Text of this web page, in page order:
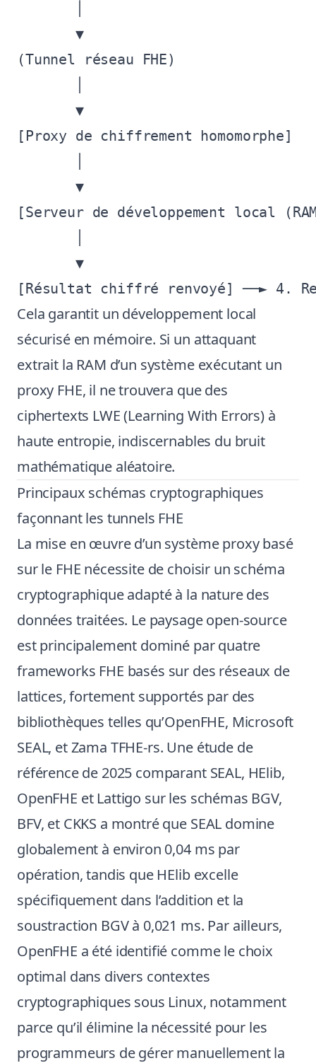
       ▼
(Tunnel réseau FHE)
       ▼
[Proxy de chiffrement homomorphe]
       ▼
[Serveur de développement local
       ▼
Cela garantit un développement local
sécurisé en mémoire. Si un attaquant
extrait la RAM d’un système exécutant un
proxy FHE, il ne trouvera que des
ciphertexts LWE (Learning With Errors) à
haute entropie, indiscernables du bruit
mathématique aléatoire.
Principaux schémas cryptographiques
façonnant les tunnels FHE
La mise en œuvre d’un système proxy basé
sur le FHE nécessite de choisir un schéma
cryptographique adapté à la nature des
données traitées. Le paysage open-source
est principalement dominé par quatre
frameworks FHE basés sur des réseaux de
lattices, fortement supportés par des
bibliothèques telles qu’OpenFHE, Microsoft
SEAL, et Zama TFHE-rs. Une étude de
référence de 2025 comparant SEAL, HElib,
OpenFHE et Lattigo sur les schémas BGV,
BFV, et CKKS a montré que SEAL domine
globalement à environ 0,04 ms par
opération, tandis que HElib excelle
spécifiquement dans l’addition et la
soustraction BGV à 0,021 ms. Par ailleurs,
OpenFHE a été identifié comme le choix
optimal dans divers contextes
cryptographiques sous Linux, notamment
parce qu’il élimine la nécessité pour les
programmeurs de gérer manuellement la